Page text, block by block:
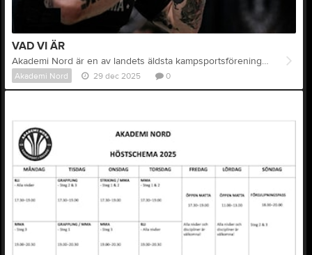
VAD VI ÄR
Akademi Nord är en av landets äldsta kampsportsföreningar. Vi tränar MMA (mixed martial arts), grappling (submission wrestling) och BJJ (brasiliansk jiu-jitsu) Vår verksamhet vilar på gemenskap, glädje och respekt. Samma inställning i över 20 år, dag ut och dag in. Idag kanske mer än någonsin för vi vet vad kampsport kan ge oavsett dina förutsättningar när du kliver in - vi vet att du har allt att vinna! Några av oss är här för att vi vill bli bäst i sin kampsport. De flesta för att de vill umgås och träna några av de mest allsidiga idrotter som finns tillsammans med några av de trevligaste klubbkompisarna. Vi är en klubb för alla. Akademi Nord drivs på ideell basis och vi älskar det vi gör! Hos får du alltid provträna en vecka. Alla grenar ingår i vårt träningspris, inklusive ett mindre gym med hantlar och boxningssäckar. Du köper själv din skyddsutrustning men om du handlar via oss erbjuds du rabatt på flertal försäljningsställen. Vi är en klubb för dig som vill ha något genuint. Vi är Akademi Nord - Fighting since -99.
Akademi Nord 29 dec 2025 0